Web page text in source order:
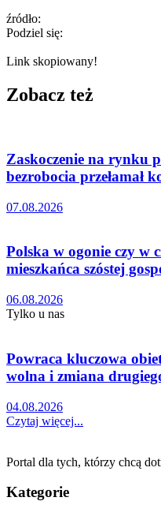
źródło:
Podziel się:
Link skopiowany!
Zobacz też
Zaskoczenie na rynku
bezrobocia przełamał
07.08.2026
Polska w ogonie czy w
mieszkańca szóstej
06.08.2026
Tylko u nas
Powraca kluczowa
wolna i zmiana
04.08.2026
Czytaj więcej...
Portal dla tych, którzy chcą
Kategorie